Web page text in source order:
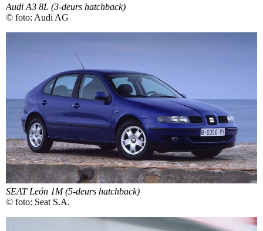
Audi A3 8L (3-deurs hatchback)
© foto: Audi AG
SEAT León 1M (5-deurs hatchback)
© foto: Seat S.A.